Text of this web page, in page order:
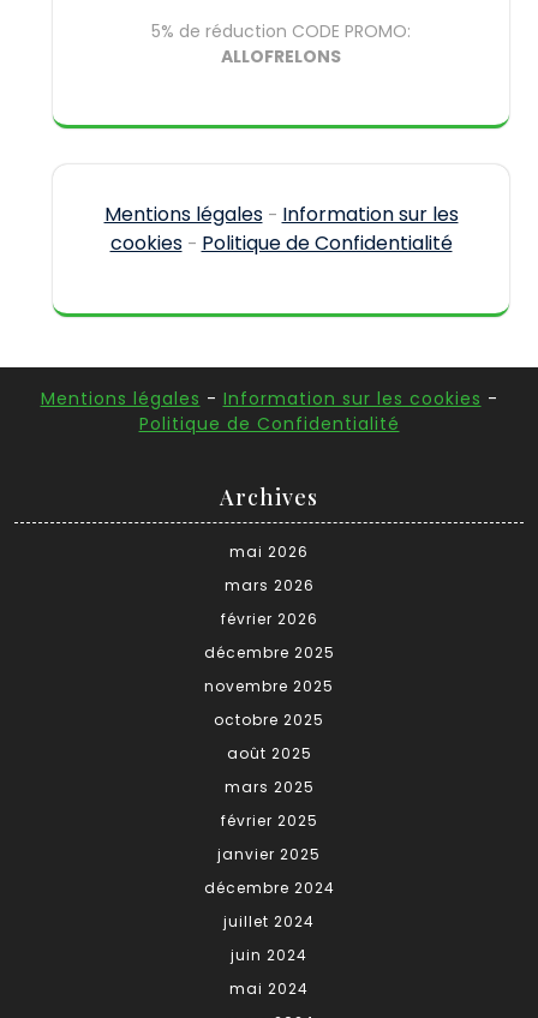
5% de réduction CODE PROMO:
ALLOFRELONS
Mentions légales- Information sur les
cookies- Politique de Confidentialité
Mentions légales - Information sur les cookies -
Politique de Confidentialité
Archives
mai 2026
mars 2026
février 2026
décembre 2025
novembre 2025
octobre 2025
août 2025
mars 2025
février 2025
janvier 2025
décembre 2024
juillet 2024
juin 2024
mai 2024